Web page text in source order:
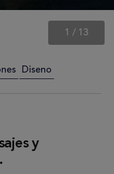
1 / 13
Diseno
y